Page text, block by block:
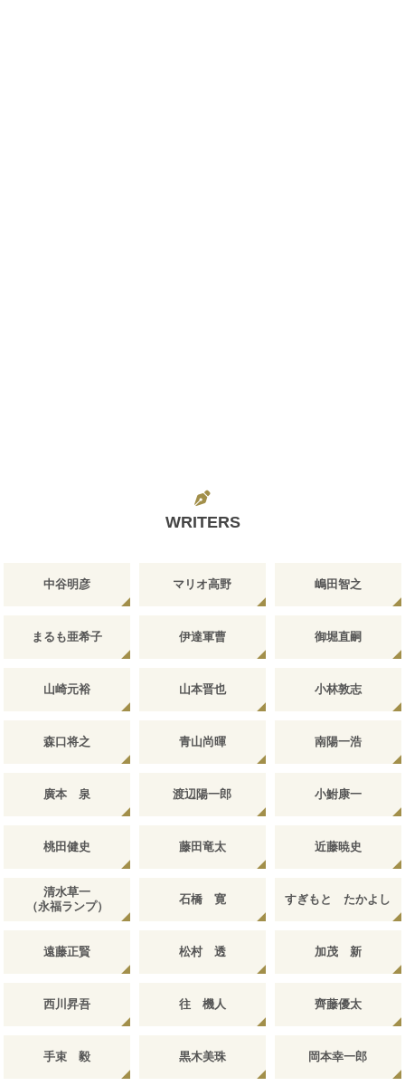
WRITERS
中谷明彦 マリオ高野 嶋田智之
まるも亜希子 伊達軍曹 御堀直嗣
山崎元裕 山本晋也 小林敦志
森口将之 青山尚暉 南陽一浩
廣本 泉 渡辺陽一郎 小鮒康一
桃田健史 藤田竜太 近藤暁史
清水草一
（永福ランプ）
石橋 寛 すぎもと たかよし
遠藤正賢 松村 透 加茂 新
西川昇吾 往 機人 齊藤優太
手束 毅 黒木美珠 岡本幸一郎